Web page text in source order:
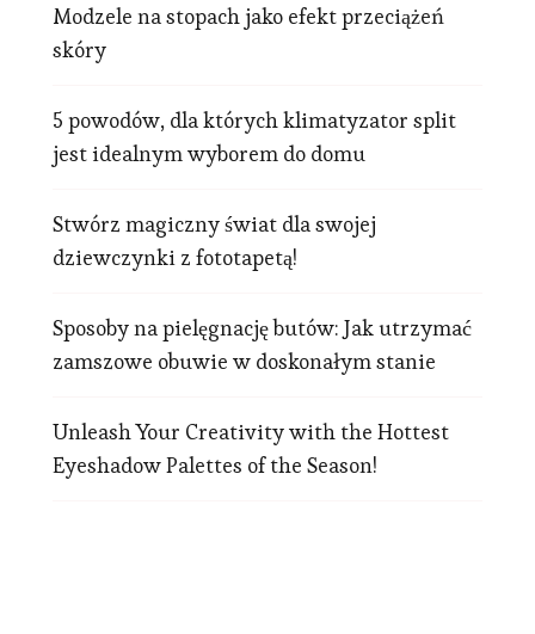
Modzele na stopach jako efekt przeciążeń
skóry
5 powodów, dla których klimatyzator split
jest idealnym wyborem do domu
Stwórz magiczny świat dla swojej
dziewczynki z fototapetą!
Sposoby na pielęgnację butów: Jak utrzymać
zamszowe obuwie w doskonałym stanie
Unleash Your Creativity with the Hottest
Eyeshadow Palettes of the Season!